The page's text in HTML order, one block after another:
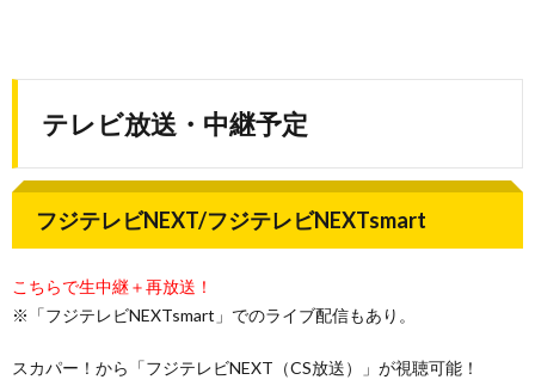
テレビ放送・中継予定
フジテレビNEXT/フジテレビNEXTsmart
こちらで生中継＋再放送！
※「フジテレビNEXTsmart」でのライブ配信もあり。
スカパー！から「フジテレビNEXT（CS放送）」が視聴可能！